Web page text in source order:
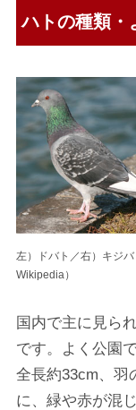
ハトの種類・
左）ドバト／右）キジ
Wikipedia）
国内で主に見ら
です。よく公園
全長約33cm、羽
に、緑や赤が混